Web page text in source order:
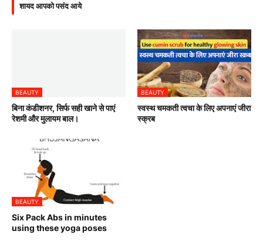
शायद आपको पसंद आये
BEAUTY
बिना कंडीशनर, सिर्फ सही खाने से पाएं
रेशमी और मुलायम बाल।
BEAUTY
स्वस्थ चमकती त्वचा के लिए अपनाएं जीरा
स्क्रब
BEAUTY
Six Pack Abs in minutes
using these yoga poses